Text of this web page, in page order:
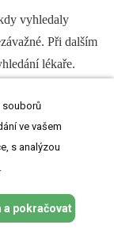
vyhledaly
Při dalším
lékaře.
to začalo, někdy
Vnitřně jsem se
základě dia­
souborů
ve vašem
s analýzou
a pokračovat